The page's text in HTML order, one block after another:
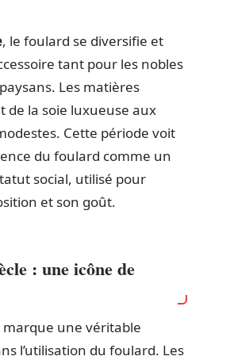
, le foulard se diversifie et
tant pour les nobles
Les matières
de la soie luxueuse aux
Cette période voit
du foulard comme un
social, utilisé pour
et son goût.
: une icône de
marque une véritable
l’utilisation du foulard. Les